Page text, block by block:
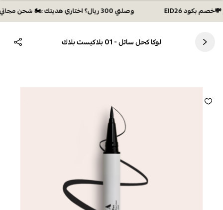
وصلتي 300 ريال؟ اختاري هديتك :🏍 شحن مجاني بكود N28 أو 💸خصم بكود EID26
لوكا كحل سائل - 01 بلاكيست بلاك